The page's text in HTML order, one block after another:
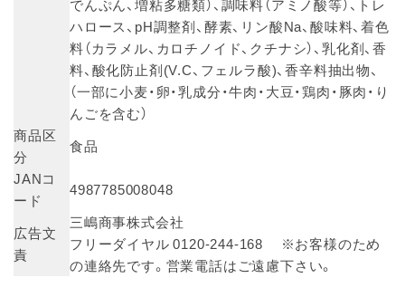
でんぷん、増粘多糖類）、調味料（アミノ酸等）、トレ
ハロース、pH調整剤、酵素、リン酸Na、酸味料、着色
料（カラメル、カロチノイド、クチナシ）、乳化剤、香
料、酸化防止剤(V.C、フェルラ酸)、香辛料抽出物、
（一部に小麦・卵・乳成分・牛肉・大豆・鶏肉・豚肉・り
んごを含む）
商品区
分
食品
JANコ
ード
4987785008048
広告文
責
三嶋商事株式会社
フリーダイヤル 0120-244-168 ※お客様のため
の連絡先です。営業電話はご遠慮下さい。